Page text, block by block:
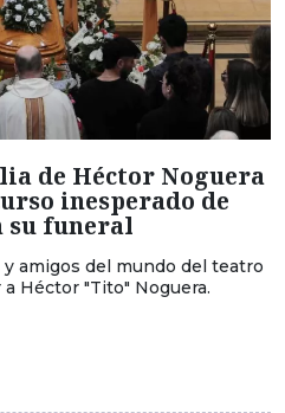
de Héctor Noguera
inesperado de
su funeral
amigos del mundo del teatro
Héctor "Tito" Noguera.